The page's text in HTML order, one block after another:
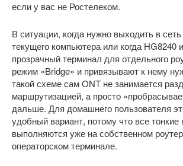
если у вас не Ростелеком.
В ситуации, когда нужно выходить в сеть
текущего компьютера или когда HG8240
прозрачный терминал для отдельного
режим «Bridge» и привязывают к нему
такой схеме сам ONT не занимается
маршрутизацией, а просто
дальше. Для домашнего пользователя
удобный вариант, потому что все тонкие
выполняются уже на собственном
операторском терминале.